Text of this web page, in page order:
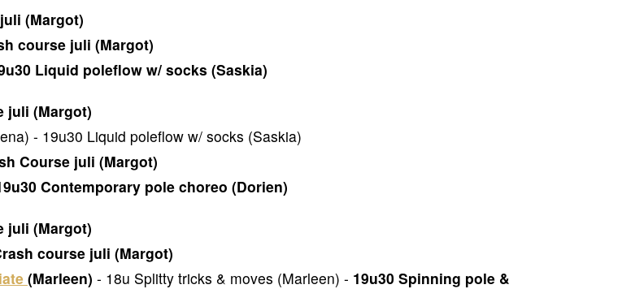
(Margot)
course juli (Margot)
Liquid poleflow w/ socks (Saskia)
juli (Margot)
- 19u30 Liquid poleflow w/ socks (Saskia)
Course juli (Margot)
Contemporary pole choreo (Dorien)
juli (Margot)
course juli (Margot)
(Marleen) - 18u Splitty tricks & moves (Marleen) - 19u30 Spinning pole &